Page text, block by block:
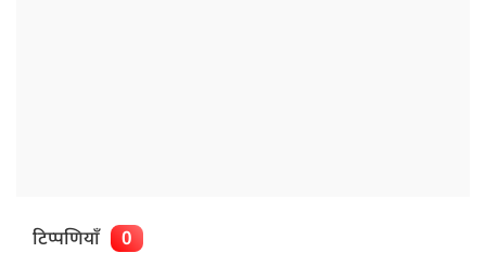
टिप्पणियाँ 0